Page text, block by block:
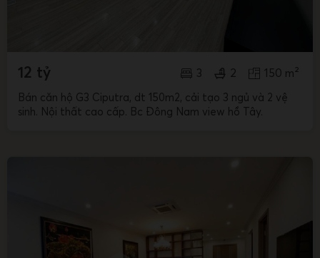
12 tỷ 3 2 150 m²
Bán căn hộ G3 Ciputra, dt 150m2, cải tạo 3 ngủ và 2 vệ
sinh. Nội thất cao cấp. Bc Đông Nam view hồ Tây.